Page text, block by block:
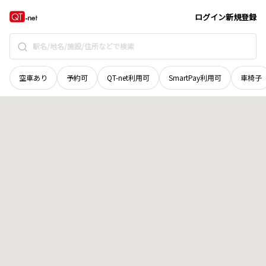
ログイン新規登録
空車あり 予約可 QT-net利用可 SmartPay利用可 車椅子
北海道